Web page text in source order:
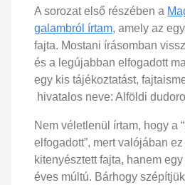
A sorozat első részében a
galambról írtam, amely az
fajta. Mostani írásomban
és a legújabban elfogadott
egy kis tájékoztatást,
hivatalos neve: Alföldi
Nem véletlenül írtam, hogy a
elfogadott”, mert valójában
kitenyésztett fajta, hanem
éves múltú. Bárhogy